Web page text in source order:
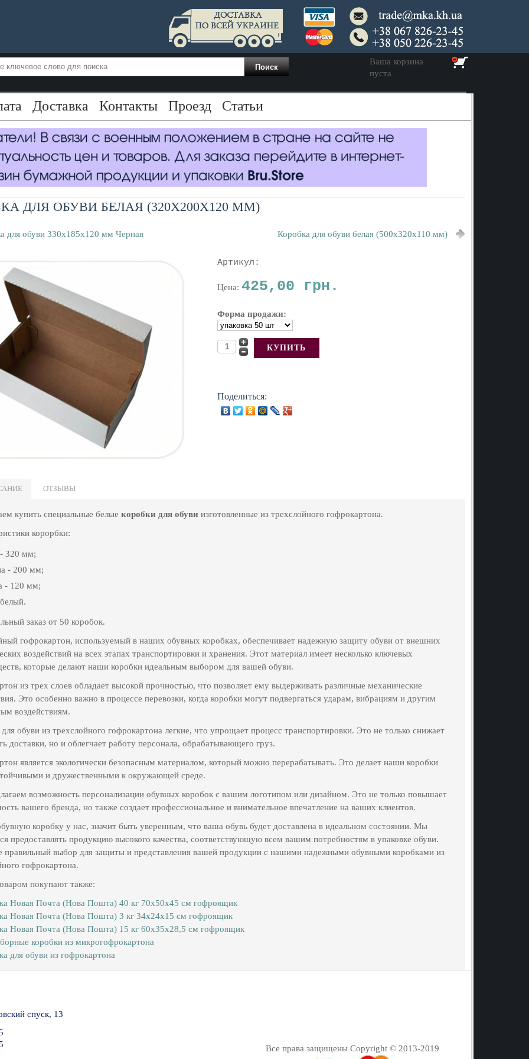
Ваша корзина
пуста
Доставка Контакты Проезд Статьи
ДЛЯ ОБУВИ БЕЛАЯ (320X200X120 ММ)
для обуви 330x185x120 мм Черная Коробка для обуви белая (500x320x110 мм)
Артикул:
Цена: 425,00 грн.
Форма продажи:
Поделиться:
ОТЗЫВЫ
купить специальные белые коробки для обуви изготовленные из трехслойного гофрокартона.
корорбки:
320 мм;
- 200 мм;
- 120 мм;
заказ от 50 коробок.
гофрокартон, используемый в наших обувных коробках, обеспечивает надежную защиту обуви от внешних
воздействий на всех этапах транспортировки и хранения. Этот материал имеет несколько ключевых
которые делают наши коробки идеальным выбором для вашей обуви.
из трех слоев обладает высокой прочностью, что позволяет ему выдерживать различные механические
Это особенно важно в процессе перевозки, когда коробки могут подвергаться ударам, вибрациям и другим
воздействиям.
обуви из трехслойного гофрокартона легкие, что упрощает процесс транспортировки. Это не только снижает
доставки, но и облегчает работу персонала, обрабатывающего груз.
является экологически безопасным материалом, который можно перерабатывать. Это делает наши коробки
и дружественными к окружающей среде.
возможность персонализации обувных коробок с вашим логотипом или дизайном. Это не только повышает
вашего бренда, но также создает профессиональное и внимательное впечатление на ваших клиентов.
коробку у нас, значит быть уверенным, что ваша обувь будет доставлена в идеальном состоянии. Мы
предоставлять продукцию высокого качества, соответствующую всем вашим потребностям в упаковке обуви.
правильный выбор для защиты и представления вашей продукции с нашими надежными обувными коробками из
гофрокартона.
покупают также:
Новая Почта (Нова Пошта) 40 кг 70х50х45 см гофроящик
Новая Почта (Нова Пошта) 3 кг 34х24х15 см гофроящик
Новая Почта (Нова Пошта) 15 кг 60х35х28,5 см гофроящик
коробки из микрогофрокартона
для обуви из гофрокартона
Все права защищены Copyright © 2013-2019
спуск, 13